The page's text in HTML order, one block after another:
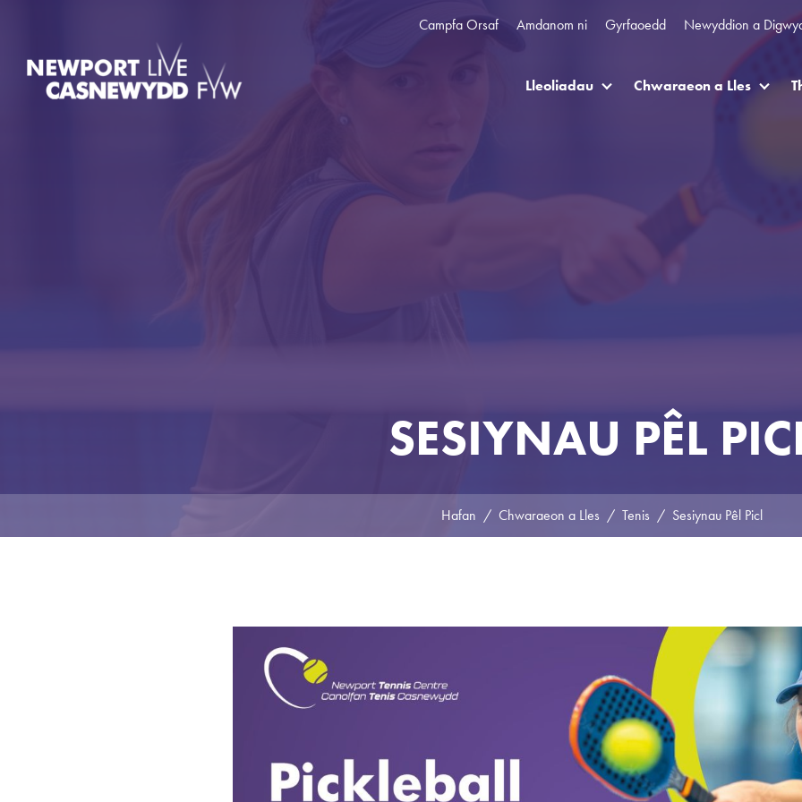
Campfa Orsaf Amdanom ni Gyrfaoedd Newyddion a
Lleoliadau Chwaraeon a Lles
SESIYNAU PÊL
Hafan Chwaraeon a Lles Tenis Sesiynau Pêl Picl